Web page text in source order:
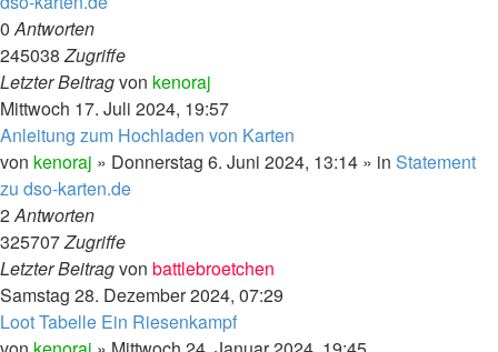
0Antworten
245038Zugriffe
Letzter Beitragvon kenoraj
Mittwoch 17. Juli 2024, 19:57
Anleitung zum Hochladen von Karten
von kenoraj » Donnerstag 6. Juni 2024, 13:14 » in Statement
zu dso-karten.de
2Antworten
325707Zugriffe
Letzter Beitragvon battlebroetchen
Samstag 28. Dezember 2024, 07:29
Loot Tabelle Ein Riesenkampf